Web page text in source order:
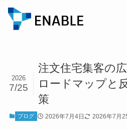
注文住宅集客の
ロードマップと
策
2026
7/25
ブログ 2026年7月4日 2026年7月